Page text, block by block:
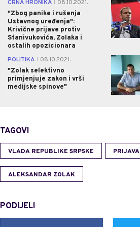
CRNA HRONIKA
08.10.2021.
"Zbog panike i rušenja
Ustavnog uređenja":
Krivične prijave protiv
Stanivukovića, Zolaka i
ostalih opozicionara
POLITIKA
08.10.2021.
"Zolak selektivno
primjenjuje zakon i vrši
medijske spinove"
TAGOVI
VLADA REPUBLIKE SRPSKE PRIJAVA
ALEKSANDAR ZOLAK
PODIJELI